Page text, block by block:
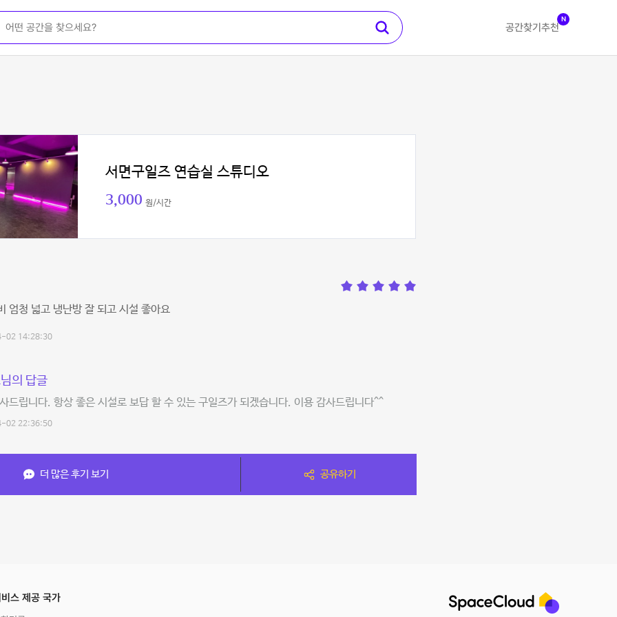
공간찾기 추천
N
서면구일즈 연습실 스튜디오
3,000 원/시간
엄청 넓고 냉난방 잘 되고 시설 좋아요
02 14:28:30
의 답글
드립니다. 항상 좋은 시설로 보답 할 수 있는 구일즈가 되겠습니다. 이용 감사드립니다^^
02 22:36:50
더 많은 후기 보기 공유하기
스 제공 국가